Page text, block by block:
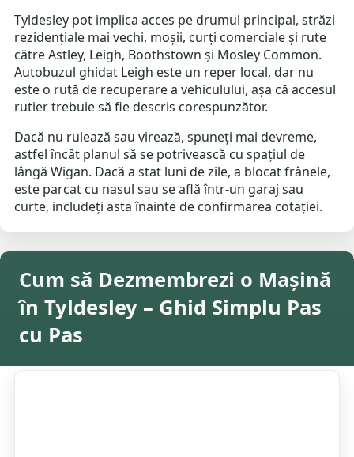
Tyldesley pot implica acces pe drumul principal, străzi
rezidențiale mai vechi, moșii, curți comerciale și rute
către Astley, Leigh, Boothstown și Mosley Common.
Autobuzul ghidat Leigh este un reper local, dar nu
este o rută de recuperare a vehiculului, așa că accesul
rutier trebuie să fie descris corespunzător.
Dacă nu rulează sau virează, spuneți mai devreme,
astfel încât planul să se potrivească cu spațiul de
lângă Wigan. Dacă a stat luni de zile, a blocat frânele,
este parcat cu nasul sau se află într-un garaj sau
curte, includeți asta înainte de confirmarea cotației.
Cum să Dezmembrezi o Mașină
în Tyldesley – Ghid Simplu Pas
cu Pas